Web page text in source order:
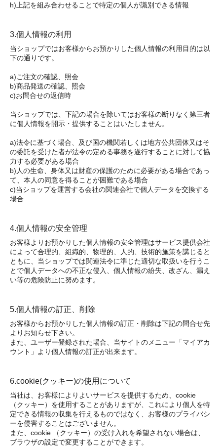
h)上記を組み合わせることで特定の個人が識別できる情報
3.個人情報の利用
当ショップではお客様からお預かりした個人情報の利用目的は以
下の通りです。
a)ご注文の確認、照会
b)商品発送の確認、照会
c)お問合せの返信時
当ショップでは、下記の場合を除いてはお客様の断りなく第三者
に個人情報を開示・提供することはいたしません。
a)法令に基づく場合、及び国の機関若しくは地方公共団体又はそ
の委託を受けた者が法令の定める事務を遂行することに対して協
力する必要がある場合
b)人の生命、身体又は財産の保護のために必要がある場合であっ
て、本人の同意を得ることが困難である場合
c)当ショップを運営する会社の関連会社で個人データを交換する
場合
4.個人情報の安全管理
お客様よりお預かりした個人情報の安全管理はサービス提供会社
によって合理的、組織的、物理的、人的、技術的施策を講じると
ともに、当ショップでは関連法令に準じた適切な取扱いを行うこ
とで個人データへの不正な侵入、個人情報の紛失、改ざん、漏え
い等の危険防止に努めます。
5.個人情報の訂正、削除
お客様からお預かりした個人情報の訂正・削除は下記の問合せ先
よりお知らせ下さい。
また、ユーザー登録された場合、当サイトのメニュー「マイアカ
ウント」より個人情報の訂正が出来ます。
6.cookie(クッキー)の使用について
当社は、お客様によりよいサービスを提供するため、cookie
（クッキー）を使用することがありますが、これにより個人を特
定できる情報の収集を行えるものではなく、お客様のプライバシ
ーを侵害することはございません。
また、cookie （クッキー）の受け入れを希望されない場合は、
ブラウザの設定で変更することができます。